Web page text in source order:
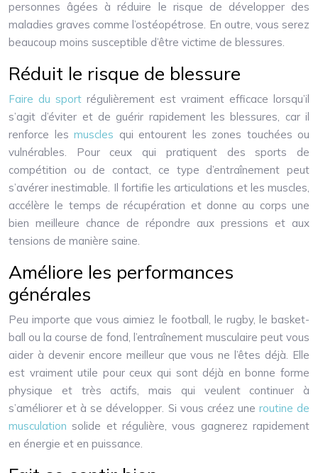
personnes âgées à réduire le risque de développer des
maladies graves comme l’ostéopétrose. En outre, vous serez
beaucoup moins susceptible d’être victime de blessures.
Réduit le risque de blessure
Faire du sport régulièrement est vraiment efficace lorsqu’il
s’agit d’éviter et de guérir rapidement les blessures, car il
renforce les muscles qui entourent les zones touchées ou
vulnérables. Pour ceux qui pratiquent des sports de
compétition ou de contact, ce type d’entraînement peut
s’avérer inestimable. Il fortifie les articulations et les muscles,
accélère le temps de récupération et donne au corps une
bien meilleure chance de répondre aux pressions et aux
tensions de manière saine.
Améliore les performances
générales
Peu importe que vous aimiez le football, le rugby, le basket-
ball ou la course de fond, l’entraînement musculaire peut vous
aider à devenir encore meilleur que vous ne l’êtes déjà. Elle
est vraiment utile pour ceux qui sont déjà en bonne forme
physique et très actifs, mais qui veulent continuer à
s’améliorer et à se développer. Si vous créez une routine de
musculation solide et régulière, vous gagnerez rapidement
en énergie et en puissance.